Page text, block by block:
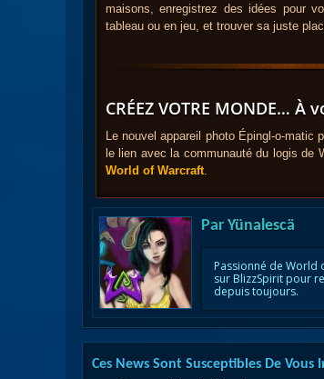
maisons, enregistrez des idées pour
tableau ou en jeu, et trouver sa juste
CRÉEZ VOTRE MONDE… À
Le nouvel appareil photo Épingl-o-matic
le lien avec la communauté du logis de
World of Warcraft
Par Yünalescä
Passionné de World
sur BlizzSpirit pour
depuis toujours.
Ces News Sont Susceptibles De Vous